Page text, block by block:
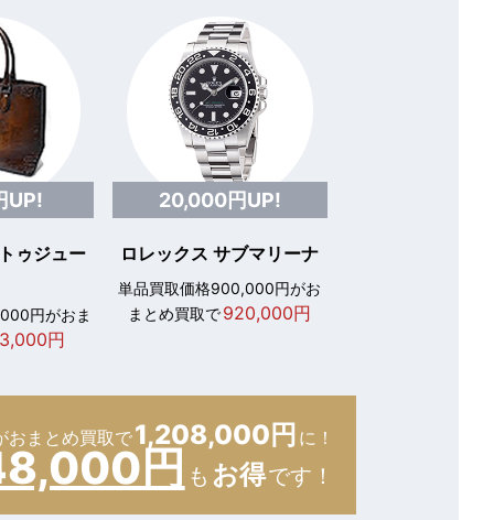
UP!
ゥジュー
円がおま
円
20,000円UP!
ロレックス サブマリーナ
単品買取価格900,000円がお
まとめ買取で920,000円
おまとめ買取で1,208,000円 に！
円 も お得です！